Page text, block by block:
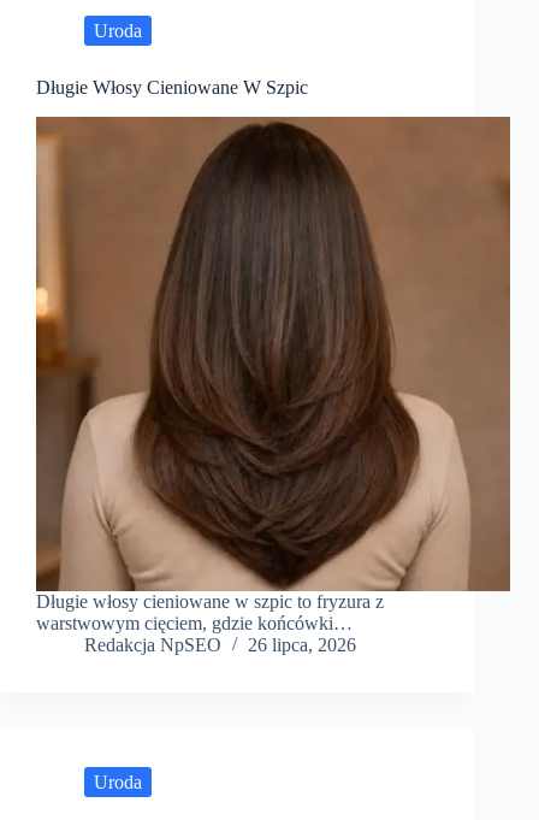
Uroda
Długie Włosy Cieniowane W Szpic
Długie włosy cieniowane w szpic to fryzura z
warstwowym cięciem, gdzie końcówki…
Redakcja NpSEO
26 lipca, 2026
Uroda